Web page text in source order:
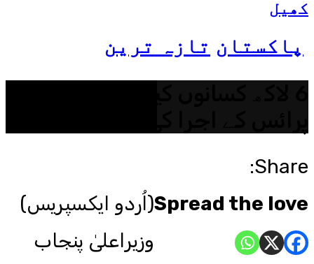
کھیل
پاکستان تازہ ترین
Share:
Spread the love(اُردو ایکسپریس)
وزیراعلیٰ پنجاب